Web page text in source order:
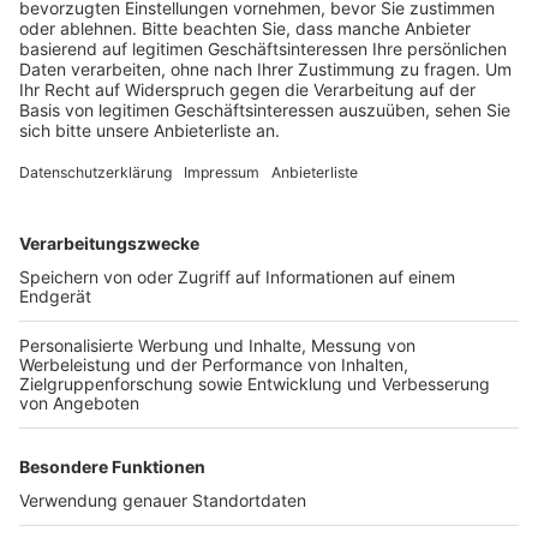
Anzeige
Der junge Mann soll einem Schüler eine Waffe an den
Kopf gehalten haben. Vorsorglich sperrte die Polizei
Unterstützung kümmerten sich um die Schüler und
deren Eltern. Kurz darauf gab es Entwarnung. Beide
jungen Männer hatten das Schulgelände offenbar kurz
nach dem Notruf des Lehrers verlassen.
Anzeige